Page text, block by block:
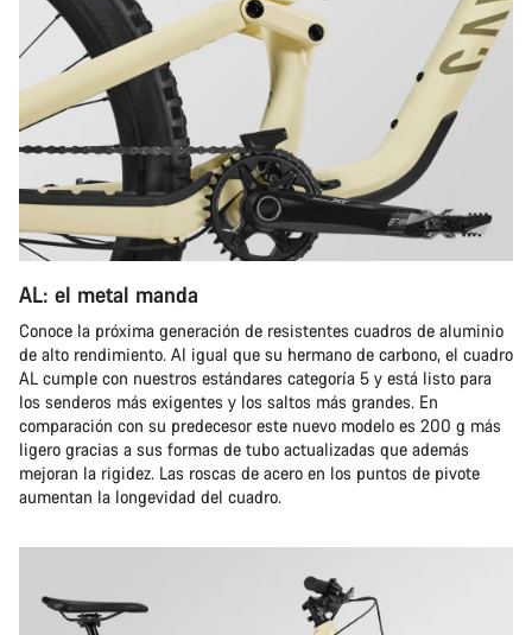
AL: el metal manda
Conoce la próxima generación de resistentes cuadros de aluminio
de alto rendimiento. Al igual que su hermano de carbono, el cuadro
AL cumple con nuestros estándares categoría 5 y está listo para
los senderos más exigentes y los saltos más grandes. En
comparación con su predecesor este nuevo modelo es 200 g más
ligero gracias a sus formas de tubo actualizadas que además
mejoran la rigidez. Las roscas de acero en los puntos de pivote
aumentan la longevidad del cuadro.